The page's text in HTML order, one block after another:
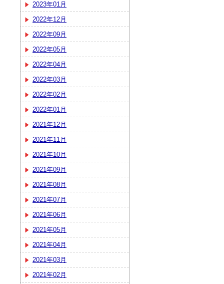
2023年01月
2022年12月
2022年09月
2022年05月
2022年04月
2022年03月
2022年02月
2022年01月
2021年12月
2021年11月
2021年10月
2021年09月
2021年08月
2021年07月
2021年06月
2021年05月
2021年04月
2021年03月
2021年02月